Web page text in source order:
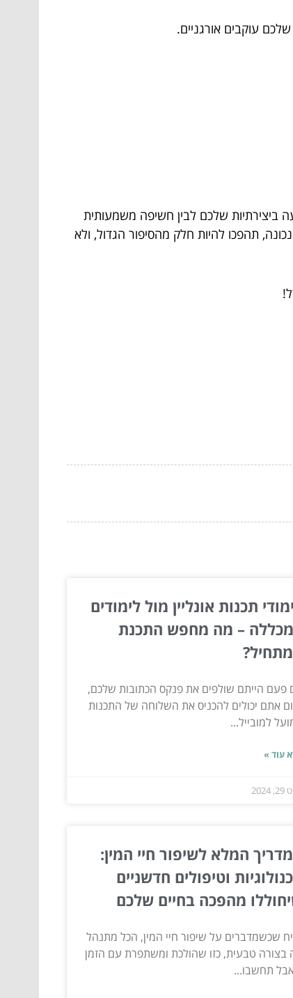
עוקבים אורגניים.
ביצירתיות שלכם לבין חשיפה משמעותית
תהפכו להיות חלק מהסיפור הגדול, ולא
תכנות אונליין מול לימודים
– מה מחפש התכנת
פעם הייתם שולפים את פנקס הכתובות שלכם,
אתם יכולים להכניס את השלוחה של התכנות
למובייל...
עוד »
המלא לשיפור חיי המין:
וטיפולים חדשניים
מהפכה בחיים שלכם
שכשמדברים על שיפור חיי המין, הכל מתנהל
בצורה טבעית, כזו שהולכת ומשתפרת עם הזמן
תחשבו...